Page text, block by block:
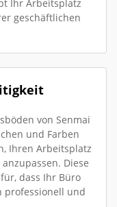
Ihr Arbeitsplatz
geschäftlichen
von Senmai
und Farben
Ihren Arbeitsplatz
Diese
dass Ihr Büro
professionell und